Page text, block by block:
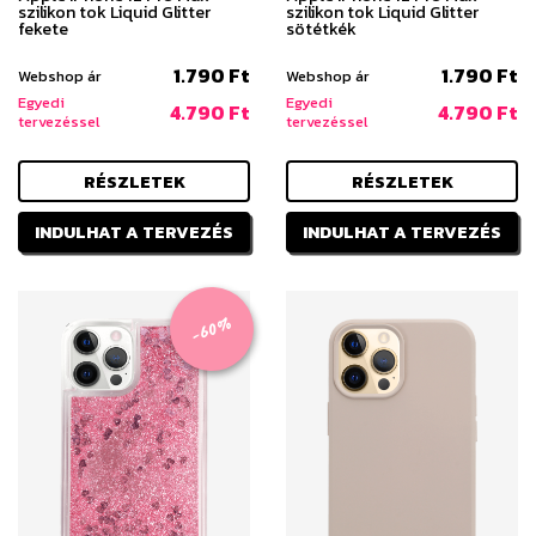
szilikon tok Liquid Glitter
fekete
Webshop ár 1.790 Ft
Egyedi
tervezéssel
4.790 Ft
RÉSZLETEK
INDULHAT A TERVEZÉS
szilikon tok Liquid Glitter
sötétkék
Webshop ár 1.790 Ft
Egyedi
tervezéssel
4.790 Ft
RÉSZLETEK
INDULHAT A TERVEZÉS
-60%